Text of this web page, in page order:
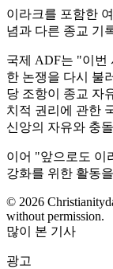
이라크를 포함한
념과 다른 종교 기
국제 ADF는 "이번
한 논쟁을 다시 불
당 조항이 종교 자
치적 권리에 관한
신앙의 자유와 충
이어 "앞으로도 이
강화를 위한 활동
© 2026
without permission.
많이 본 기사
광고